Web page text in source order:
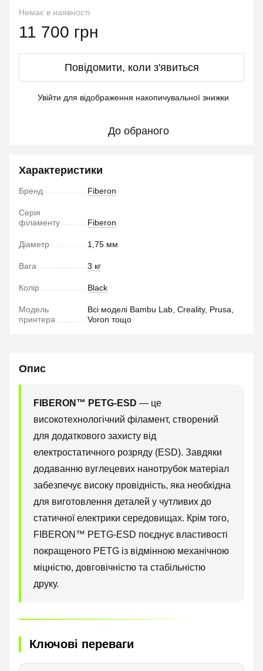
Немає в наявності
11 700 грн
Повідомити, коли з'явиться
Увійти для відображення накопичувальної знижки
До обраного
Характеристики
Бренд Fiberon
Серія
філаменту
Fiberon
Діаметр 1,75 мм
Вага 3 кг
Колір Black
Модель
принтера
Всі моделі Bambu Lab, Creality, Prusa,
Voron тощо
Опис
FIBERON™ PETG-ESD — це
високотехнологічний філамент, створений
для додаткового захисту від
електростатичного розряду (ESD). Завдяки
додаванню вуглецевих нанотрубок матеріал
забезпечує високу провідність, яка необхідна
для виготовлення деталей у чутливих до
статичної електрики середовищах. Крім того,
FIBERON™ PETG-ESD поєднує властивості
покращеного PETG із відмінною механічною
міцністю, довговічністю та стабільністю
друку.
Ключові переваги